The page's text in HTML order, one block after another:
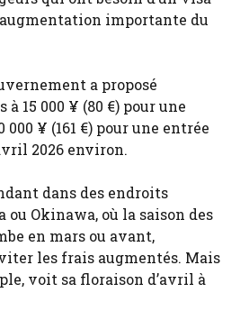
importante du
a proposé
15 000 ¥ (80 €) pour une
¥ (161 €) pour une entrée
2026 environ.
dans des endroits
ou Okinawa, où la saison des
en mars ou avant,
les frais augmentés. Mais
voit sa floraison d’avril à